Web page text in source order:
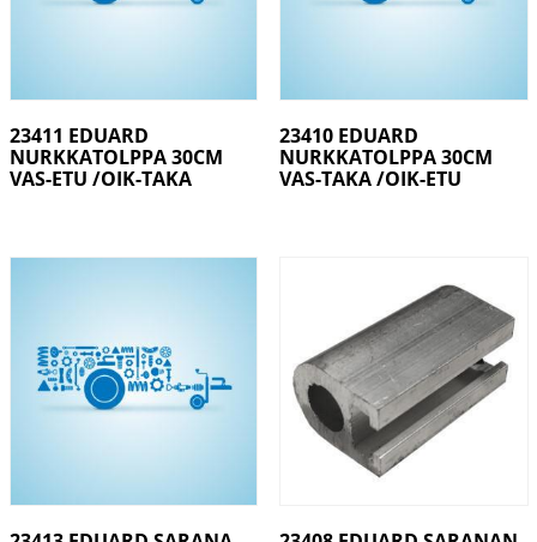
23411 EDUARD
NURKKATOLPPA 30CM
VAS-ETU /OIK-TAKA
23410 EDUARD
NURKKATOLPPA 30CM
VAS-TAKA /OIK-ETU